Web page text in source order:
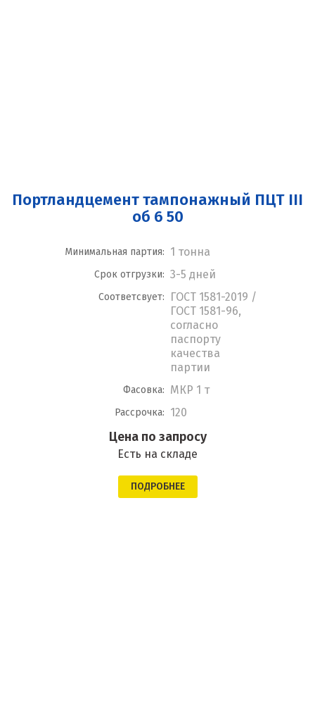
Портландцемент тампонажный ПЦТ III
об 6 50
Минимальная партия: 1 тонна
Срок отгрузки: 3-5 дней
Соответсвует:
ГОСТ 1581-2019 /
ГОСТ 1581-96,
согласно
паспорту
качества
партии
Фасовка: МКР 1 т
Рассрочка: 120
Цена по запросу
Есть на складе
ПОДРОБНЕЕ